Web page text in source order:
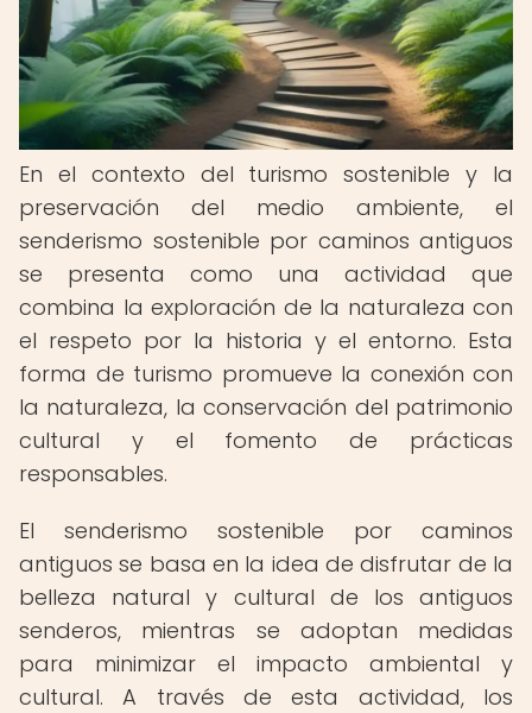
En el contexto del turismo sostenible y la
preservación del medio ambiente, el
senderismo sostenible por caminos antiguos
se presenta como una actividad que
combina la exploración de la naturaleza con
el respeto por la historia y el entorno. Esta
forma de turismo promueve la conexión con
la naturaleza, la conservación del patrimonio
cultural y el fomento de prácticas
responsables.
El senderismo sostenible por caminos
antiguos se basa en la idea de disfrutar de la
belleza natural y cultural de los antiguos
senderos, mientras se adoptan medidas
para minimizar el impacto ambiental y
cultural. A través de esta actividad, los